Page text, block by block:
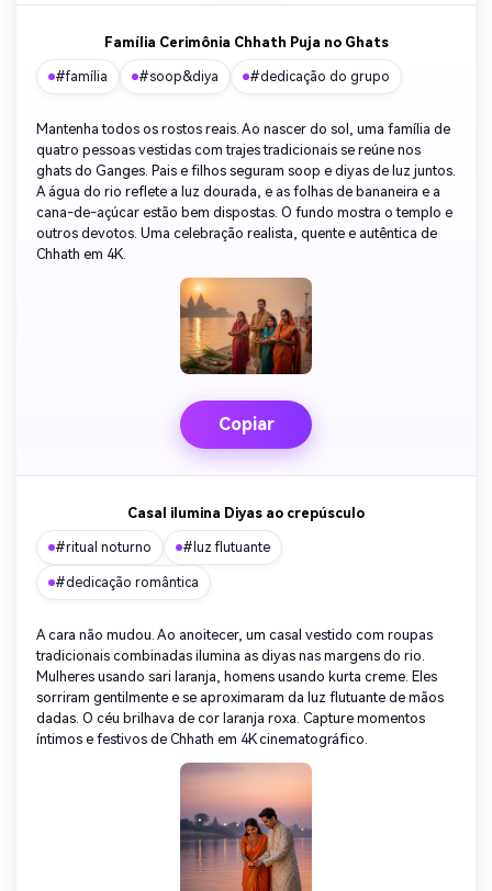
Família Cerimônia Chhath Puja no Ghats
#família #soop&diya #dedicação do grupo
Mantenha todos os rostos reais. Ao nascer do sol, uma família de
quatro pessoas vestidas com trajes tradicionais se reúne nos
ghats do Ganges. Pais e filhos seguram soop e diyas de luz juntos.
A água do rio reflete a luz dourada, e as folhas de bananeira e a
cana-de-açúcar estão bem dispostas. O fundo mostra o templo e
outros devotos. Uma celebração realista, quente e autêntica de
Chhath em 4K.
Copiar
Casal ilumina Diyas ao crepúsculo
#ritual noturno #luz flutuante
#dedicação romântica
A cara não mudou. Ao anoitecer, um casal vestido com roupas
tradicionais combinadas ilumina as diyas nas margens do rio.
Mulheres usando sari laranja, homens usando kurta creme. Eles
sorriram gentilmente e se aproximaram da luz flutuante de mãos
dadas. O céu brilhava de cor laranja roxa. Capture momentos
íntimos e festivos de Chhath em 4K cinematográfico.